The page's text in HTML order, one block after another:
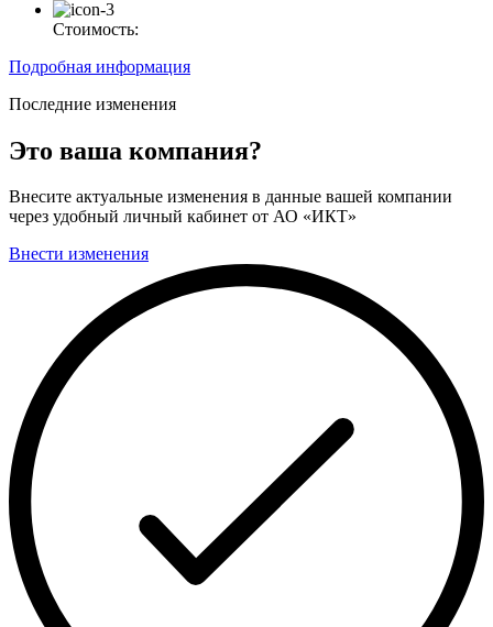
Стоимость:
Подробная информация
Последние изменения
Это ваша компания?
Внесите актуальные изменения в данные вашей компании
через удобный личный кабинет от АО «ИКТ»
Внести изменения